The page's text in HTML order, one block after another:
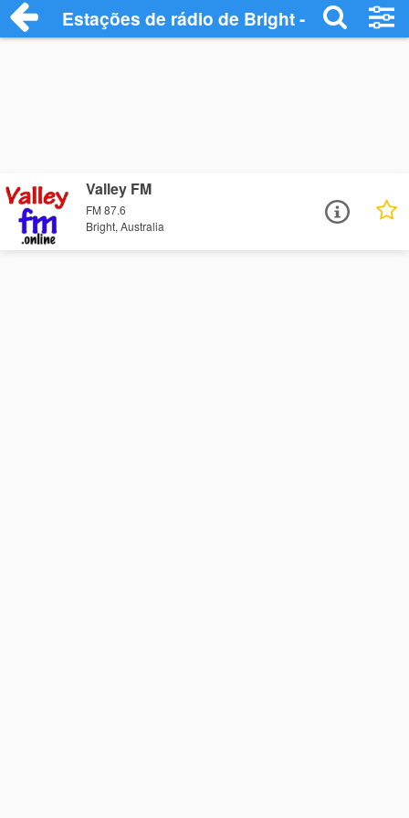
Estações de rádio de Bright - Ouça
Valley FM
FM 87.6
Bright, Australia